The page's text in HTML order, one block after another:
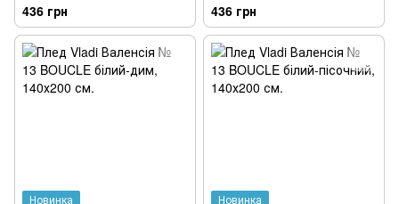
436 грн 436 грн
Новинка Новинка